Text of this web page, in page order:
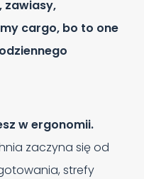
zawiasy,
cargo, bo to one
w ergonomii.
zaczyna się od
strefy